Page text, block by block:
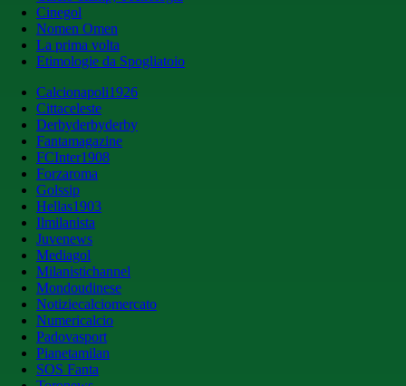
Cinegol
Nomen Omen
La prima volta
Etimologie da Spogliatoio
Calcionapoli1926
Cittaceleste
Derbyderbyderby
Fantamagazine
FCInter1908
Forzaroma
Golssip
Hellas1903
Ilmilanista
Juvenews
Mediagol
Milanistichannel
Mondoudinese
Notiziecalciomercato
Numericalcio
Padovasport
Pianetamilan
SOS Fanta